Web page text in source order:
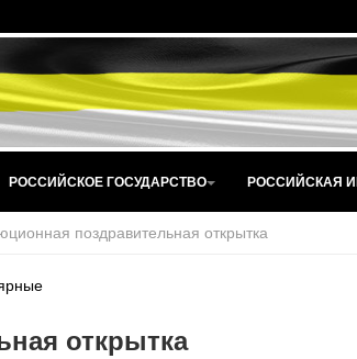
РОССИЙСКОЕ ГОСУДАРСТВО РОССИЙСКАЯ
поздравительная открытка
открытка